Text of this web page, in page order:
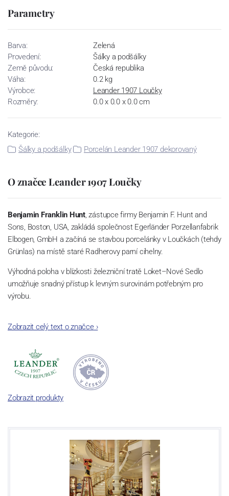
Parametry
Barva:
Zelená
Provedení:
Šálky a podšálky
Země původu:
Česká republika
Váha:
0.2 kg
Výrobce:
Leander 1907 Loučky
Rozměry:
0.0 x 0.0 x 0.0 cm
Kategorie:
Šálky a podšálky
Porcelán Leander 1907 dekorovaný
O značce Leander 1907 Loučky
Benjamin Franklin Hunt, zástupce firmy Benjamin F. Hunt and
Sons, Boston, USA, zakládá společnost Egerländer Porzellanfabrik
Elbogen, GmbH a začíná se stavbou porcelánky v Loučkách (tehdy
Grünlas) na místě staré Radherovy parní cihelny.
Výhodná poloha v blízkosti železniční tratě Loket–Nové Sedlo
umožňuje snadný přístup k levným surovinám potřebným pro
výrobu.
evropským výrobcům.
Zobrazit celý text o značce›
Zobrazit produkty